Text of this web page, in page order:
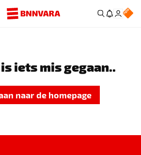
iets mis gegaan..
naar de homepage